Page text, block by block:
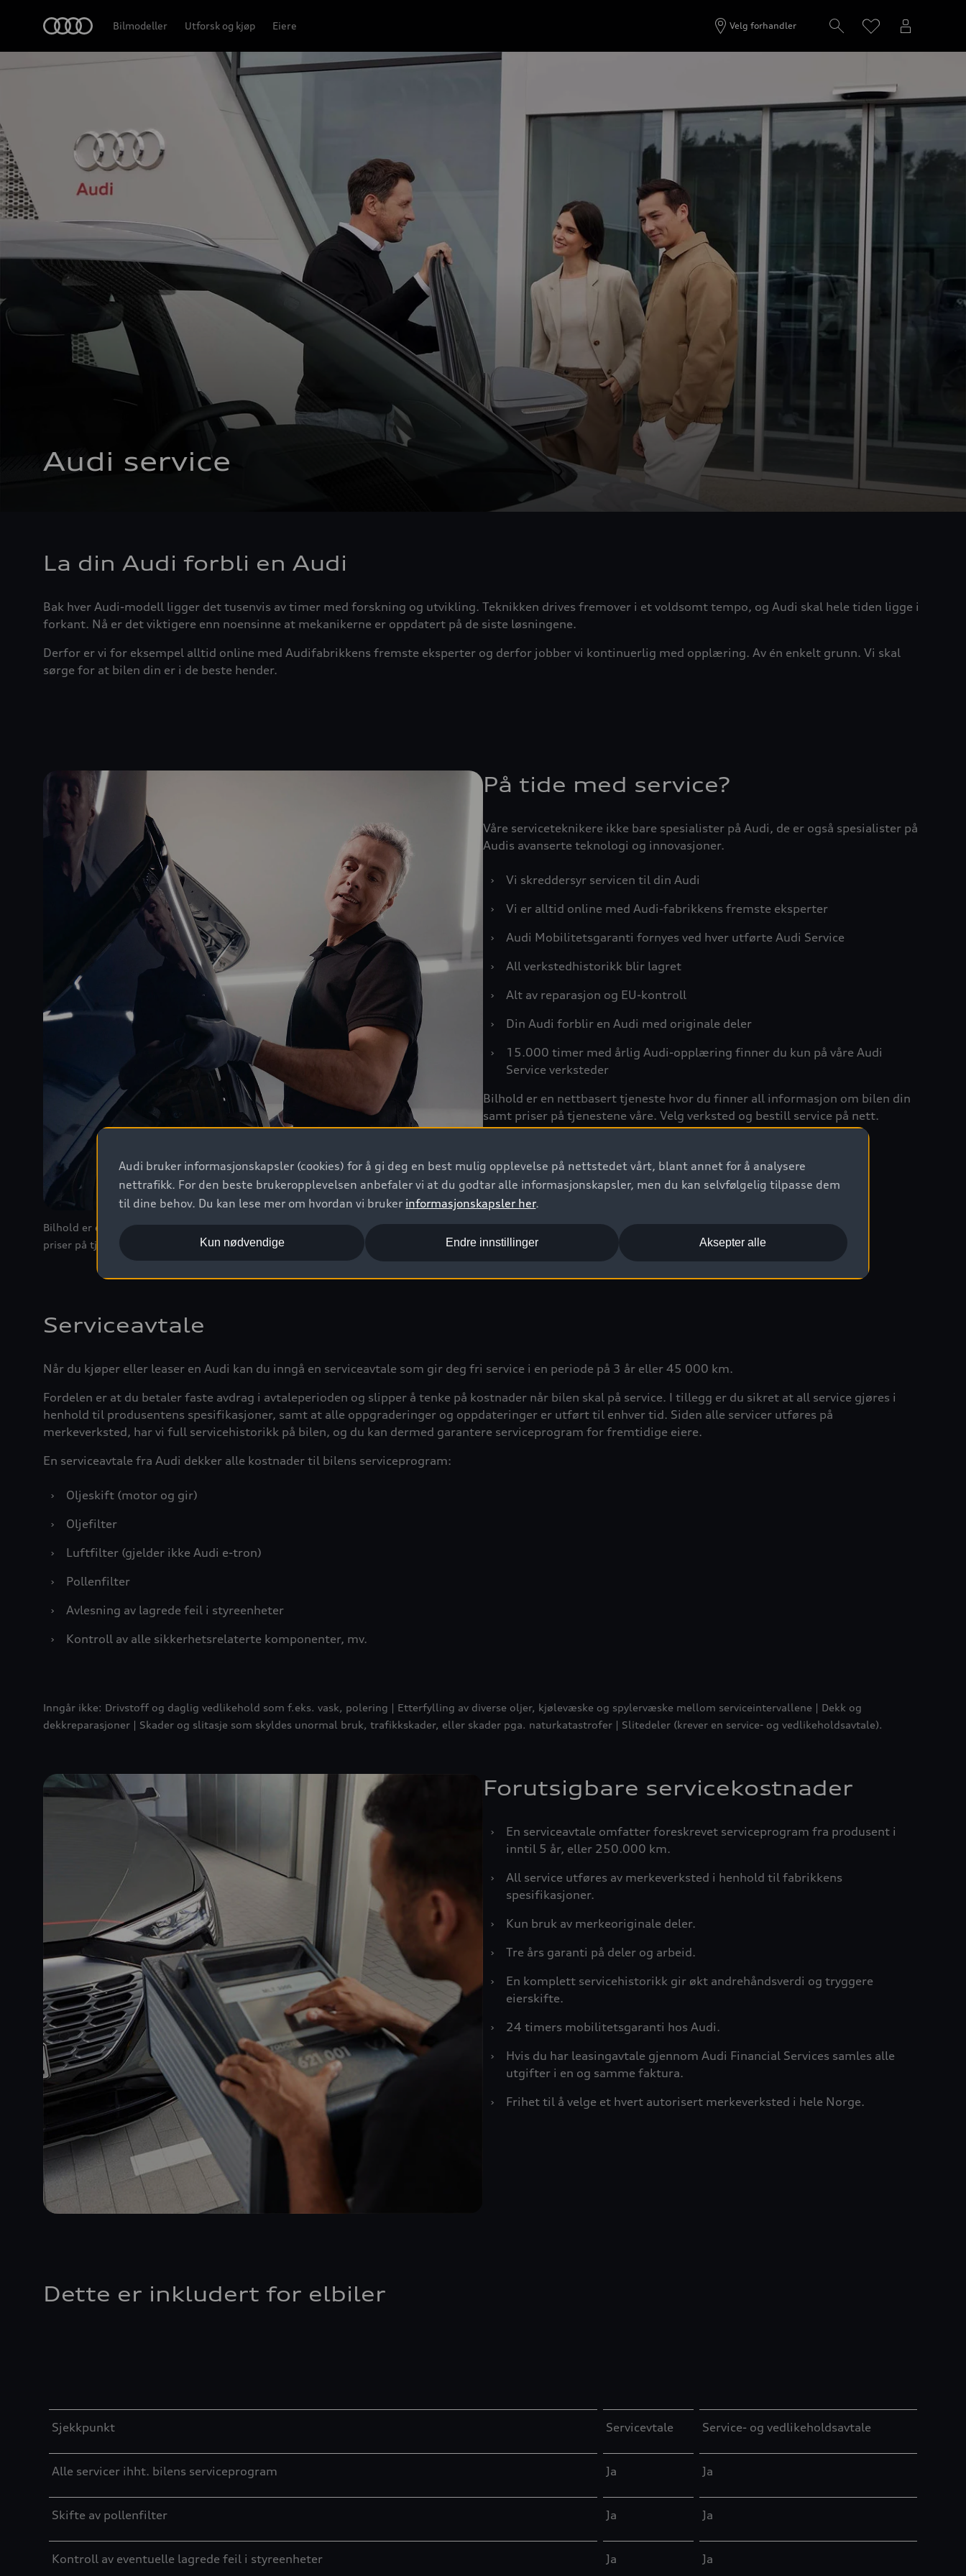
Bilmodeller Utforsk og kjøp Eiere Velg forhandler
Audi service
La din Audi forbli en Audi
Bak hver Audi-modell ligger det tusenvis av timer med forskning og utvikling. Teknikken drives fremover i et voldsomt tempo, og Audi skal hele tiden ligge i
forkant. Nå er det viktigere enn noensinne at mekanikerne er oppdatert på de siste løsningene.
Derfor er vi for eksempel alltid online med Audifabrikkens fremste eksperter og derfor jobber vi kontinuerlig med opplæring. Av én enkelt grunn. Vi skal
sørge for at bilen din er i de beste hender.
På tide med service?
Våre serviceteknikere ikke bare spesialister på Audi, de er også spesialister på
Audis avanserte teknologi og innovasjoner.
›
Vi skreddersyr servicen til din Audi
›
Vi er alltid online med Audi-fabrikkens fremste eksperter
›
Audi Mobilitetsgaranti fornyes ved hver utførte Audi Service
›
All verkstedhistorikk blir lagret
›
Alt av reparasjon og EU-kontroll
›
Din Audi forblir en Audi med originale deler
›
15.000 timer med årlig Audi-opplæring finner du kun på våre Audi
Service verksteder
Bilhold er en nettbasert tjeneste hvor du finner all informasjon om bilen din
samt priser på tjenestene våre. Velg verksted og bestill service på nett.
Se priser og bestill time i Bilhold
Bilhold er en nettbasert tjeneste hvor du finner all informasjon om bilen din samt
priser på tjenestene våre. Velg verksted og bestill service på nett.
Serviceavtale
Når du kjøper eller leaser en Audi kan du inngå en serviceavtale som gir deg fri service i en periode på 3 år eller 45 000 km.
Fordelen er at du betaler faste avdrag i avtaleperioden og slipper å tenke på kostnader når bilen skal på service. I tillegg er du sikret at all service gjøres i
henhold til produsentens spesifikasjoner, samt at alle oppgraderinger og oppdateringer er utført til enhver tid. Siden alle servicer utføres på
merkeverksted, har vi full servicehistorikk på bilen, og du kan dermed garantere serviceprogram for fremtidige eiere.
En serviceavtale fra Audi dekker alle kostnader til bilens serviceprogram:
›
Oljeskift (motor og gir)
›
Oljefilter
›
Luftfilter (gjelder ikke Audi e-tron)
›
Pollenfilter
›
Avlesning av lagrede feil i styreenheter
›
Kontroll av alle sikkerhetsrelaterte komponenter, mv.
Inngår ikke: Drivstoff og daglig vedlikehold som f.eks. vask, polering | Etterfylling av diverse oljer, kjølevæske og spylervæske mellom serviceintervallene | Dekk og
dekkreparasjoner | Skader og slitasje som skyldes unormal bruk, trafikkskader, eller skader pga. naturkatastrofer | Slitedeler (krever en service- og vedlikeholdsavtale).
Forutsigbare servicekostnader
›
En serviceavtale omfatter foreskrevet serviceprogram fra produsent i
inntil 5 år, eller 250.000 km.
›
All service utføres av merkeverksted i henhold til fabrikkens
spesifikasjoner.
›
Kun bruk av merkeoriginale deler.
›
Tre års garanti på deler og arbeid.
›
En komplett servicehistorikk gir økt andrehåndsverdi og tryggere
eierskifte.
›
24 timers mobilitetsgaranti hos Audi.
›
Hvis du har leasingavtale gjennom Audi Financial Services samles alle
utgifter i en og samme faktura.
›
Frihet til å velge et hvert autorisert merkeverksted i hele Norge.
Dette er inkludert for elbiler
Sjekkpunkt Servicevtale Service- og vedlikeholdsavtale
Alle servicer ihht. bilens serviceprogram Ja Ja
Skifte av pollenfilter Ja Ja
Kontroll av eventuelle lagrede feil i styreenheter Ja Ja
Audi bruker informasjonskapsler (cookies) for å gi deg en best mulig opplevelse på nettstedet vårt, blant annet for å analysere
nettrafikk. For den beste brukeropplevelsen anbefaler vi at du godtar alle informasjonskapsler, men du kan selvfølgelig tilpasse dem
til dine behov. Du kan lese mer om hvordan vi bruker informasjonskapsler her.
Aksepter alle
Kun nødvendige Endre innstillinger